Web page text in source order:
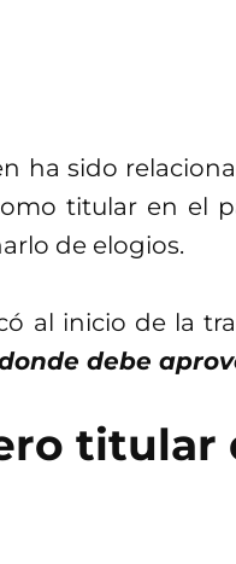
ha sido
titular en el
de elogios.
al inicio de la
debe
titular